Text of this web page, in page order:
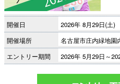
開催日
2026年 8月29日(土)
開催場所
名古屋市庄内緑地園
エントリー期間
2026年 5月29日～